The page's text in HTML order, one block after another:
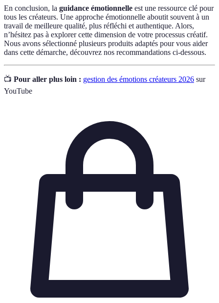
En conclusion, la guidance émotionnelle est une ressource clé pour
tous les créateurs. Une approche émotionnelle aboutit souvent à un
travail de meilleure qualité, plus réfléchi et authentique. Alors,
n’hésitez pas à explorer cette dimension de votre processus créatif.
Nous avons sélectionné plusieurs produits adaptés pour vous aider
dans cette démarche, découvrez nos recommandations ci-dessous.
📺 Pour aller plus loin : gestion des émotions créateurs 2026 sur
YouTube